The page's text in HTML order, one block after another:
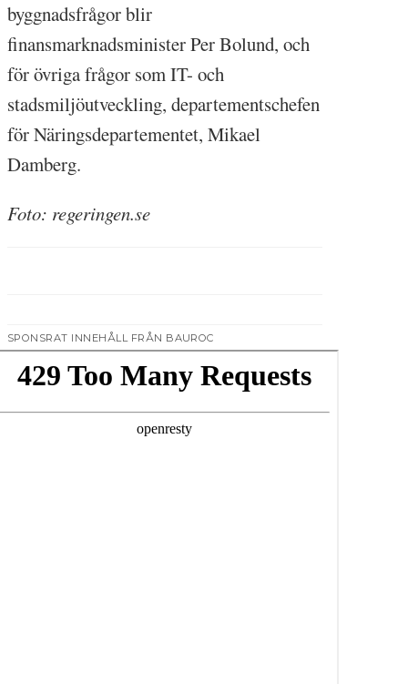
byggnadsfrågor blir
finansmarknadsminister Per Bolund, och
för övriga frågor som IT- och
stadsmiljöutveckling, departementschefen
för Näringsdepartementet, Mikael
Damberg.
Foto: regeringen.se
SPONSRAT INNEHÅLL FRÅN BAUROC